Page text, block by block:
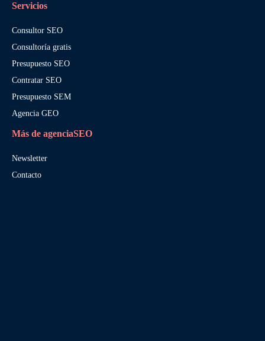
Servicios
Consultor SEO
Consultoría gratis
Presupuesto SEO
Contratar SEO
Presupuesto SEM
Agencia GEO
Más de agenciaSEO
Newsletter
Contacto